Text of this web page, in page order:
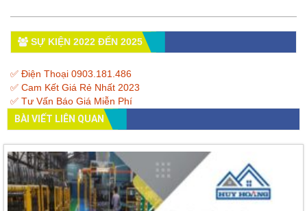
SỰ KIỆN 2022 ĐẾN 2025
✅ Điện Thoại 0903.181.486
✅ Cam Kết Giá Rẻ Nhất 2023
✅ Tư Vấn Báo Giá Miễn Phí
BÀI VIẾT LIÊN QUAN